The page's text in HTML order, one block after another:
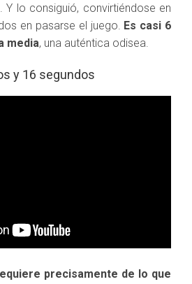
Y lo consiguió, convirtiéndose en
en pasarse el juego. Es casi 6
media, una auténtica odisea.
y 16 segundos
precisamente de lo que